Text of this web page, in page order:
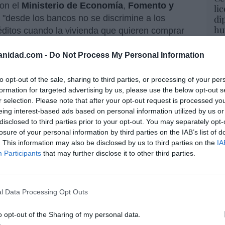
- Do Not Process My Personal Information
opt-out of the sale, sharing to third parties, or processing of your
for targeted advertising by us, please use the below opt-out
selection. Please note that after your opt-out request is processed
interest-based ads based on personal information utilized by us
to third parties prior to your opt-out. You may separately
of your personal information by third parties on the IAB’s list of
This information may also be disclosed by us to third parties on the
Participants that may further disclose it to other third parties.
Data Processing Opt Outs
opt-out of the Sharing of my personal data.
el Ministerio de Economía, Fomento y
los bancos no se discrimine a los
cuando la vivienda que quieren comprar
banco. Queremos, y esa es nuestra
condiciones leoninas a los créditos a
todo tipo de facilidades cuando la casa
de las entidades financieras como de
los clientes. Cuando llega alguien con una
pagador, un matrimonio de funcionarios
un 30% de financiación y le ponen todo
sus propias casas. Eso lo hace mucho,
de banca, aunque le paguen comisión
bien que le obliguen a hacerlo. Las
tu